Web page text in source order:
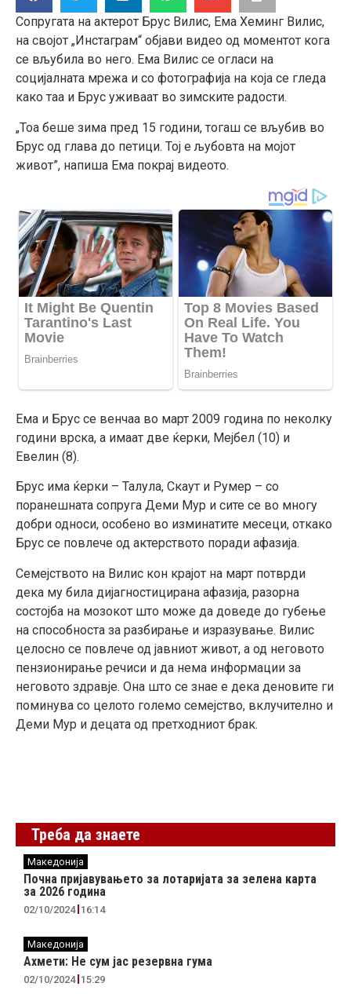
Сопругата на актерот Брус Вилис, Ема Хеминг Вилис,
на својот „Инстаграм“ објави видео од моментот кога
се вљубила во него. Ема Вилис се огласи на
социјалната мрежа и со фотографија на која се гледа
како таа и Брус уживаат во зимските радости.
„Тоа беше зима пред 15 години, тогаш се вљубив во
Брус од глава до петици. Тој е љубовта на мојот
живот”, напиша Ема покрај видеото.
Ема и Брус се венчаа во март 2009 година по неколку
години врска, а имаат две ќерки, Мејбел (10) и
Евелин (8).
Брус има ќерки – Талула, Скаут и Румер – со
поранешната сопруга Деми Мур и сите се во многу
добри односи, особено во изминатите месеци, откако
Брус се повлече од актерството поради афазија.
Семејството на Вилис кон крајот на март потврди
дека му била дијагностицирана афазија, разорна
состојба на мозокот што може да доведе до губење
на способноста за разбирање и изразување. Вилис
целосно се повлече од јавниот живот, а од неговото
пензионирање речиси и да нема информации за
неговото здравје. Она што се знае е дека деновите ги
поминува со целото големо семејство, вклучително и
Деми Мур и децата од претходниот брак.
Треба да знаете
Македонија
Почна пријавувањето за лотаријата за зелена карта
за 2026 година
02/10/2024 16:14
Македонија
Ахмети: Не сум јас резервна гума
02/10/2024 15:29